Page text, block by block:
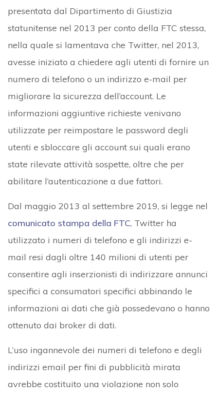
presentata dal Dipartimento di Giustizia
statunitense nel 2013 per conto della FTC stessa,
nella quale si lamentava che Twitter, nel 2013,
avesse iniziato a chiedere agli utenti di fornire un
numero di telefono o un indirizzo e-mail per
migliorare la sicurezza dell’account. Le
informazioni aggiuntive richieste venivano
utilizzate per reimpostare le password degli
utenti e sbloccare gli account sui quali erano
state rilevate attività sospette, oltre che per
abilitare l’autenticazione a due fattori.
Dal maggio 2013 al settembre 2019, si legge nel
comunicato stampa della FTC, Twitter ha
utilizzato i numeri di telefono e gli indirizzi e-
mail resi dagli oltre 140 milioni di utenti per
consentire agli inserzionisti di indirizzare annunci
specifici a consumatori specifici abbinando le
informazioni ai dati che già possedevano o hanno
ottenuto dai broker di dati.
L’uso ingannevole dei numeri di telefono e degli
indirizzi email per fini di pubblicità mirata
avrebbe costituito una violazione non solo